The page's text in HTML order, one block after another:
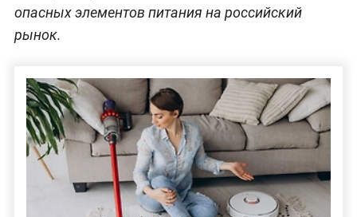
опасных элементов питания на российский
рынок.